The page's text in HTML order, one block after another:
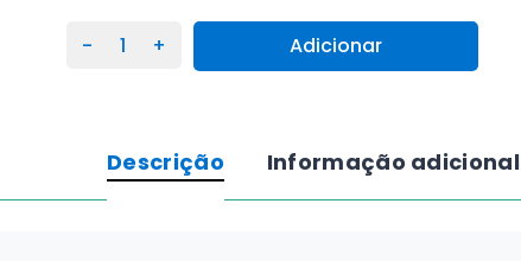
Quantidade
Z-
Select
Adicionar
Descrição Informação adicional